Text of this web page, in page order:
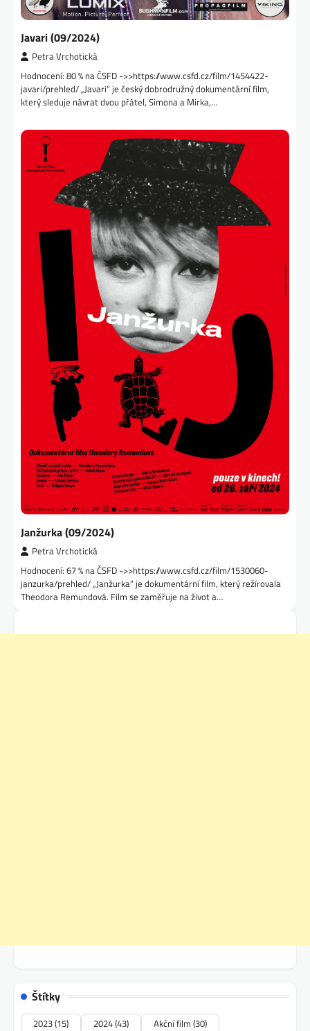
Javari (09/2024)
Petra Vrchotická
Hodnocení: 80 % na ČSFD ->>https://www.csfd.cz/film/1454422-
javari/prehled/ „Javari“ je český dobrodružný dokumentární film,
který sleduje návrat dvou přátel, Simona a Mirka,…
Janžurka (09/2024)
Petra Vrchotická
Hodnocení: 67 % na ČSFD ->>https://www.csfd.cz/film/1530060-
janzurka/prehled/ „Janžurka“ je dokumentární film, který režírovala
Theodora Remundová. Film se zaměřuje na život a…
Štítky
2023(15) 2024(43) Akční film (30)